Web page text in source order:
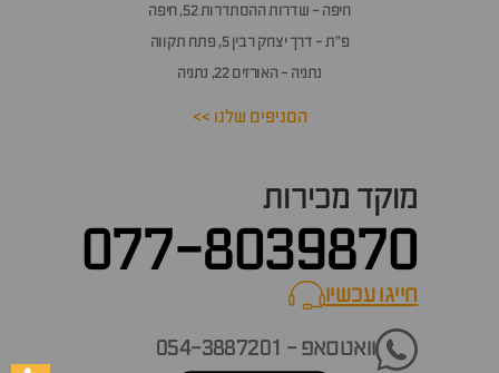
חיפה - שדרות ההסתדרות 52, חיפה
פ״ת - דרך יצחק רבין 5, פתח תקווה
נתניה - האורזים 22, נתניה
הסניפים שלנו >>
מוקד מכירות
077-8039870
חייגו עכשיוcall now
וואטסאפ - 054-3887201